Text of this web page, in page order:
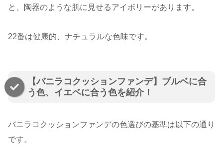
と、陶器のような肌に見せるアイボリーがあります。
22番は健康的、ナチュラルな色味です。
【バニラコクッションファンデ】ブルベに合
う色、イエベに合う色を紹介！
バニラコクッションファンデの色選びの基準は以下の通り
です。